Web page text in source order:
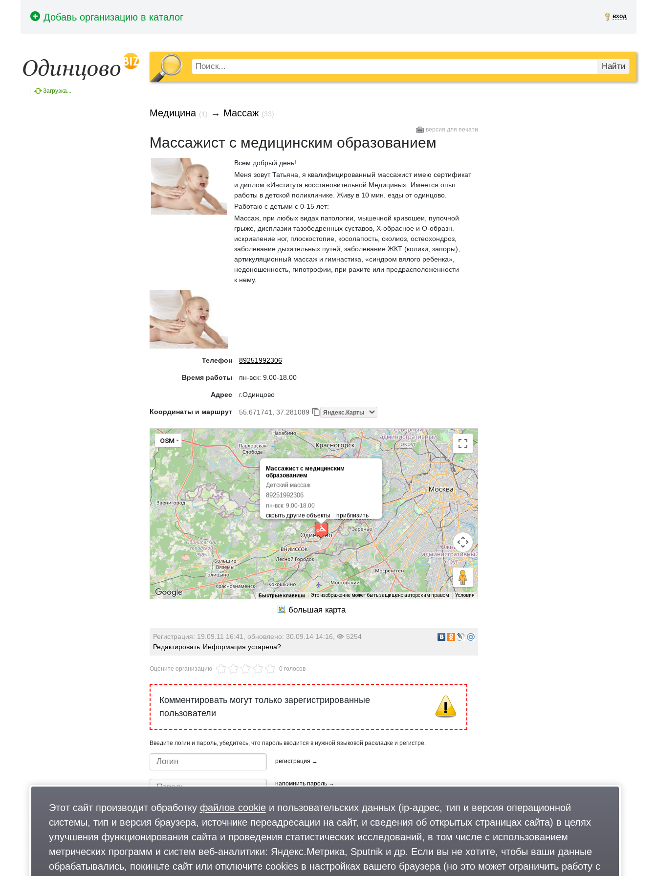
вход
Найти
Загрузка...
Медицина (1) → Массаж (33)
версия для печати
Массажист с медицинским образованием
Всем добрый день!
Меня зовут Татьяна, я квалифицированный массажист имею сертификат
и диплом «Института восстановительной Медицины». Имеется опыт
работы в детской поликлинике. Живу в 10 мин. езды от одинцово.
Работаю с детьми с 0-15 лет:
Массаж, при любых видах патологии, мышечной кривошеи, пупочной
грыже, дисплазии тазобедренных суставов, Х-обрасное и О-образн.
искривление ног, плоскостопие, косолапость, сколиоз, остеохондроз,
заболевание дыхательных путей, заболевание ЖКТ (колики, запоры),
артикуляционный массаж и гимнастика, «синдром вялого ребенка»,
недоношенность, гипотрофии, при рахите или предрасположенности
к нему.
Телефон 89251992306
Время работы пн-вск: 9.00-18.00
Адрес г.Одинцово
Координаты и маршрут 55.671741, 37.281089 Яндекс.Карты
Массажист с медицинским
образованием
Детский массаж
89251992306
пн-вск: 9.00-18.00
OSM
Быстрые клавиши Это изображение может быть защищено авторским правом Условия
Регистрация: 19.09.11 16:41, обновлено: 30.09.14 14:16,
5254
Редактировать Информация устарела?
Оцените организацию 0 голосов
Комментировать могут только зарегистрированные
пользователи
Введите логин и пароль, убедитесь, что пароль вводится в нужной языковой раскладке и регистре.
регистрация →
напомнить пароль →
Быстрый вход/регистрация, используя профиль в:
Этот сайт производит обработку файлов cookieи пользовательских данных (ip-адрес, тип и версия операционной
системы, тип и версия браузера, источнике переадресации на сайт, и сведения об открытых страницах сайта) в целях
улучшения функционирования сайта и проведения статистических исследований, в том числе с использованием
метрических программ и систем веб-аналитики: Яндекс.Метрика, Sputnik и др. Если вы не хотите, чтобы ваши данные
обрабатывались, покиньте сайт или отключите cookies в настройках вашего браузера (но это может ограничить работу с